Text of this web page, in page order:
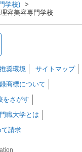
学校)
容美容専門学校
推奨環境
サイトマップ
商標について
をさがす
職大学とは
て請求